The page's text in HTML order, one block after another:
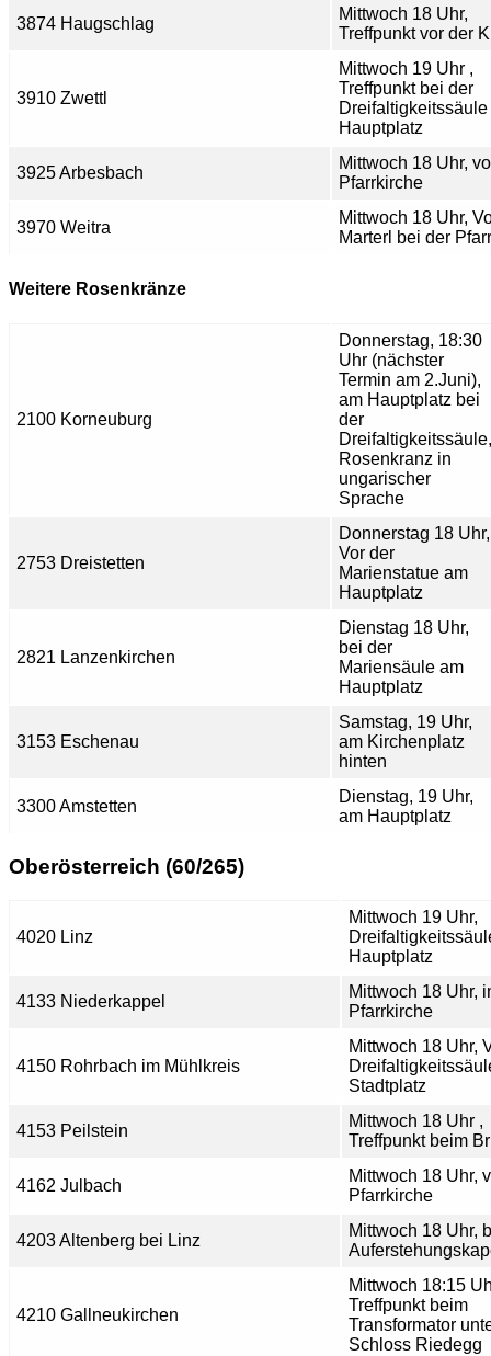
3874 Haugschlag
Mittwoch 18 Uhr,
Treffpunkt vor der
3910 Zwettl
Mittwoch 19 Uhr ,
Treffpunkt bei der
Dreifaltigkeitssäule
Hauptplatz
3925 Arbesbach
Mittwoch 18 Uhr,
Pfarrkirche
3970 Weitra
Mittwoch 18 Uhr,
Marterl bei der
Weitere Rosenkränze
2100 Korneuburg
Donnerstag, 18:30
Uhr (nächster
Termin am 2.Juni),
am Hauptplatz bei
der
Dreifaltigkeitssäule,
Rosenkranz in
ungarischer
Sprache
2753 Dreistetten
Donnerstag 18 Uhr,
Vor der
Marienstatue am
Hauptplatz
2821 Lanzenkirchen
Dienstag 18 Uhr,
bei der
Mariensäule am
Hauptplatz
3153 Eschenau
Samstag, 19 Uhr,
am Kirchenplatz
hinten
3300 Amstetten
Dienstag, 19 Uhr,
am Hauptplatz
Oberösterreich (60/265)
4020 Linz
Mittwoch 19 Uhr,
Hauptplatz
4133 Niederkappel
Mittwoch 18 Uhr,
Pfarrkirche
4150 Rohrbach im Mühlkreis
Mittwoch 18 Uhr,
Stadtplatz
4153 Peilstein
Mittwoch 18 Uhr ,
Treffpunkt beim
4162 Julbach
Mittwoch 18 Uhr,
Pfarrkirche
4203 Altenberg bei Linz
Mittwoch 18 Uhr,
4210 Gallneukirchen
Mittwoch 18:15
Treffpunkt beim
Transformator
Schloss Riedegg